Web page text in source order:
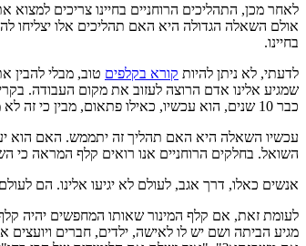
לאחר מכן, התהליכים הרוחניים בחיינו צריכים
אולם השאלה הגדולה היא האם תהליכים אלו יצליחו
בחיינו.
לדעתי, לא ניתן להיות קורא בקלפים טוב, מבלי להבין
שמגיע אלינו אדם הרוצה לעזוב את מקום העבודה.
כבר 10 שנים, הוא עכשיו, כאילו פתאום, מבין כי זה לא מה שהוא רוצה, כי אין לו מה לעשות שם. התהליך הרוחני החל והוא יודע עכשיו מה הוא רוצה.
עכשיו השאלה היא האם תהליך זה יתממש. האם הוא
השואל. בחלקים הרוחניים אנו רואים קלף המראה כי
אנשים כאלו, דרך אגב, לעולם לא יגיעו אלינו. הם